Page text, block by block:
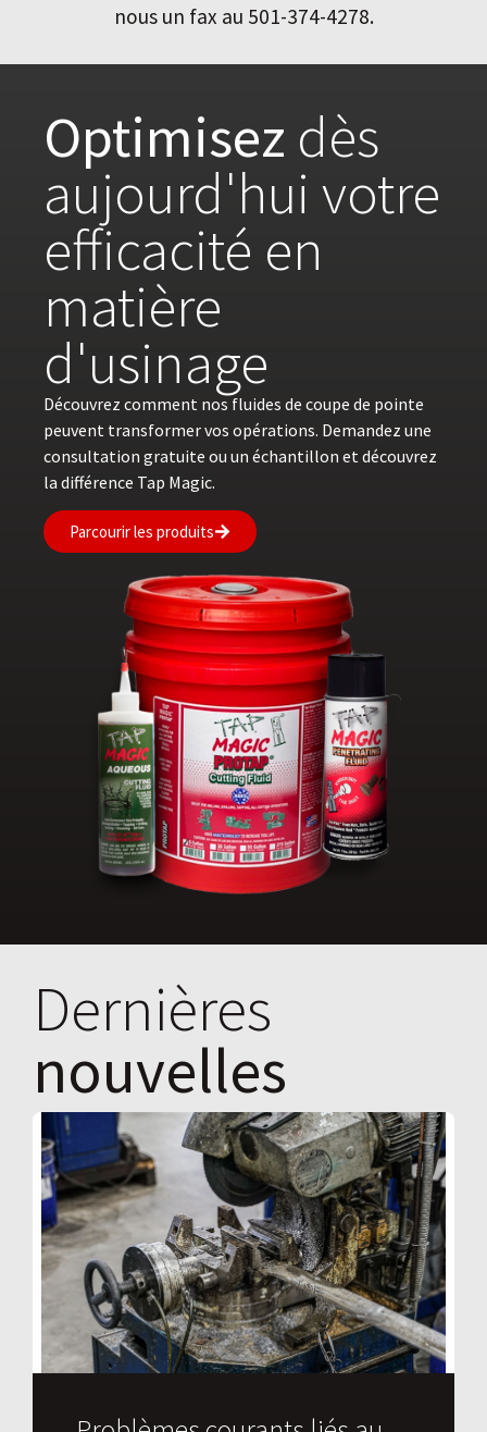
nous un fax au 501-374-4278.
Optimisez dès
aujourd'hui votre
efficacité en
matière
d'usinage
Découvrez comment nos fluides de coupe de pointe
peuvent transformer vos opérations. Demandez une
consultation gratuite ou un échantillon et découvrez
la différence Tap Magic.
Parcourir les produits
Dernières
nouvelles